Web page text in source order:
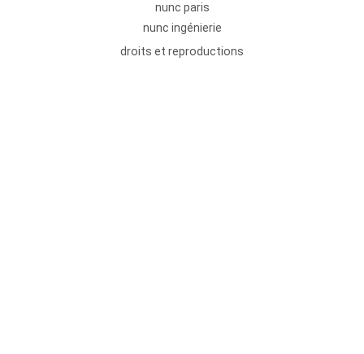
nunc paris
nunc ingénierie
droits et reproductions